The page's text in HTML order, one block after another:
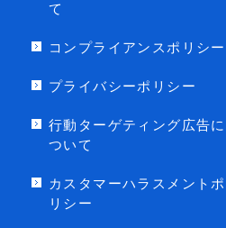
て
コンプライアンスポリシー
プライバシーポリシー
行動ターゲティング広告に
ついて
カスタマーハラスメントポ
リシー